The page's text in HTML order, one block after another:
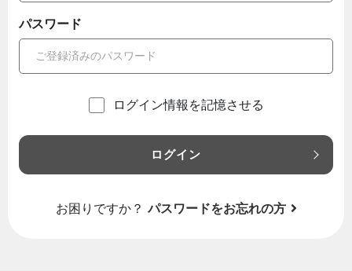
パスワード
ログイン情報を記憶させる
ログイン
お困りですか？ パスワードをお忘れの方